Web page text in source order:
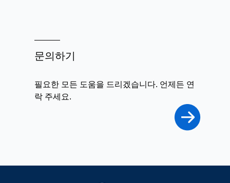
문의하기
필요한 모든 도움을 드리겠습니다. 언제든 연
락 주세요.